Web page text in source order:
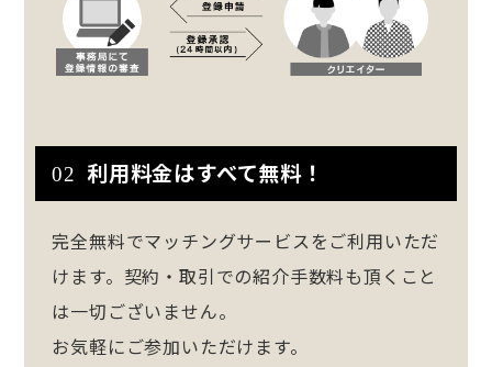
02 利用料金はすべて無料！
完全無料でマッチングサービスをご利用いただ
けます。契約・取引での紹介手数料も頂くこと
は一切ございません。
お気軽にご参加いただけます。